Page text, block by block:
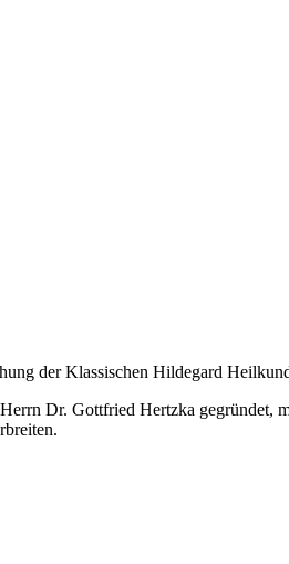
der Klassischen Hildegard
Dr. Gottfried Hertzka gegründet,